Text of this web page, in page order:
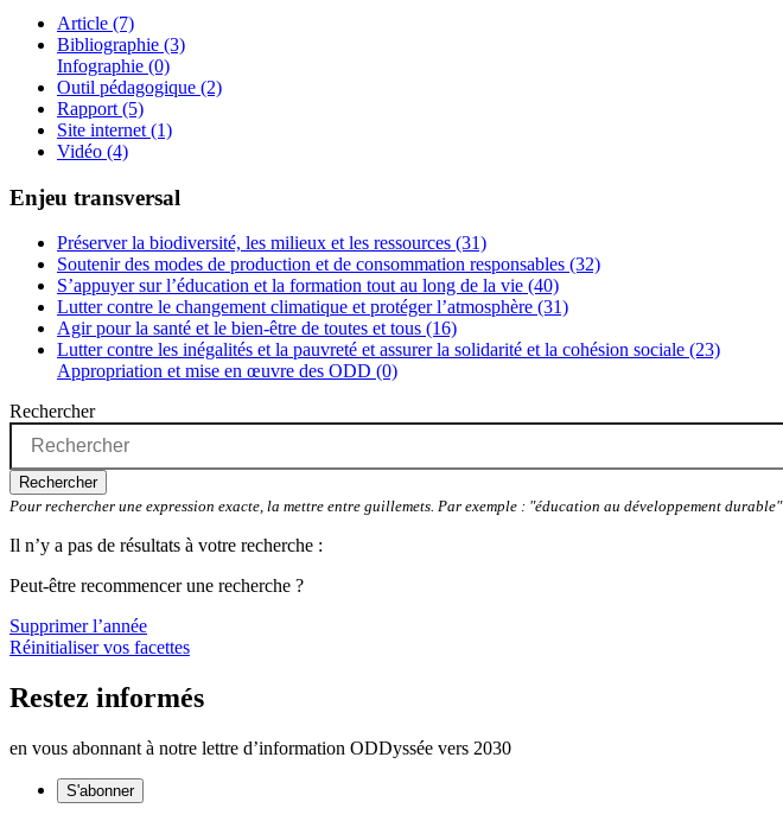
Article (7)
Bibliographie (3)
Infographie (0)
Outil pédagogique (2)
Rapport (5)
Site internet (1)
Vidéo (4)
Enjeu transversal
Préserver la biodiversité, les milieux et les ressources (31)
Soutenir des modes de production et de consommation responsables (32)
S’appuyer sur l’éducation et la formation tout au long de la vie (40)
Lutter contre le changement climatique et protéger l’atmosphère (31)
Agir pour la santé et le bien-être de toutes et tous (16)
Lutter contre les inégalités et la pauvreté et assurer la solidarité et la cohésion sociale (23)
Appropriation et mise en œuvre des ODD (0)
Rechercher
Rechercher
Pour rechercher une expression exacte, la mettre entre guillemets. Par exemple : "éducation au développement durable"
Il n’y a pas de résultats à votre recherche :
Peut-être recommencer une recherche ?
Supprimer l’année
Réinitialiser vos facettes
Restez informés
en vous abonnant à notre lettre d’information ODDyssée vers 2030
S'abonner